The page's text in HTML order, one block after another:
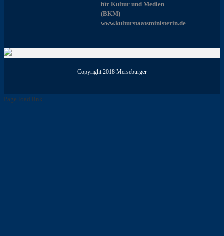
für Kultur und Medien
(BKM)
www.kulturstaatsministerin.de
Copyright 2018 Merseburger
Page load link